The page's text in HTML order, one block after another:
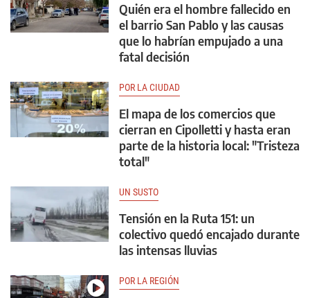
Quién era el hombre fallecido en
el barrio San Pablo y las causas
que lo habrían empujado a una
fatal decisión
POR LA CIUDAD
El mapa de los comercios que
cierran en Cipolletti y hasta eran
parte de la historia local: "Tristeza
total"
UN SUSTO
Tensión en la Ruta 151: un
colectivo quedó encajado durante
las intensas lluvias
POR LA REGIÓN